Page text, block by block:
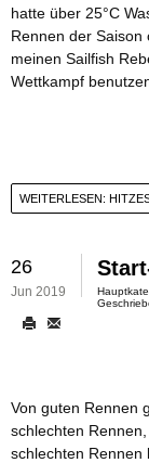
hatte über 25°C
Rennen der
meinen Sailfish
Wettkampf
WEITERLESEN:
26
Jun 2019
Von guten Rennen
schlechten
schlechten Rennen